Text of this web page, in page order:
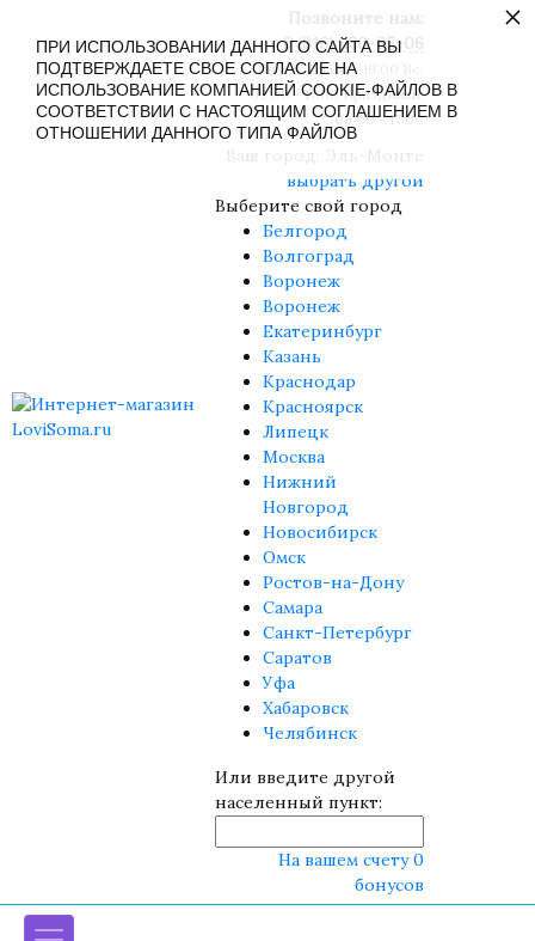
Позвоните нам:
8 (916) 430-85-06
Пн-Сб: 09:00 - 19:00 Вс:
09:00 - 17:00 Праздники:
09:00 - 17:00
Ваш город:
Эль-Монте
выбрать другой
Выберите свой город
Белгород
Волгоград
Воронеж
Воронеж
Екатеринбург
Казань
Краснодар
Красноярск
Липецк
Москва
Нижний
Новгород
Новосибирск
Омск
Ростов-на-Дону
Самара
Санкт-Петербург
Саратов
Уфа
Хабаровск
Челябинск
Или введите другой
населенный пункт:
На вашем счету 0
бонусов
ПРИ ИСПОЛЬЗОВАНИИ ДАННОГО САЙТА ВЫ
ПОДТВЕРЖДАЕТЕ СВОЕ СОГЛАСИЕ НА
ИСПОЛЬЗОВАНИЕ КОМПАНИЕЙ COOKIE-ФАЙЛОВ В
СООТВЕТСТВИИ С НАСТОЯЩИМ СОГЛАШЕНИЕМ В
ОТНОШЕНИИ ДАННОГО ТИПА ФАЙЛОВ
×